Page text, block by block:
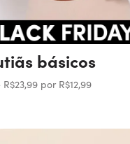
básicos
por R$12,99